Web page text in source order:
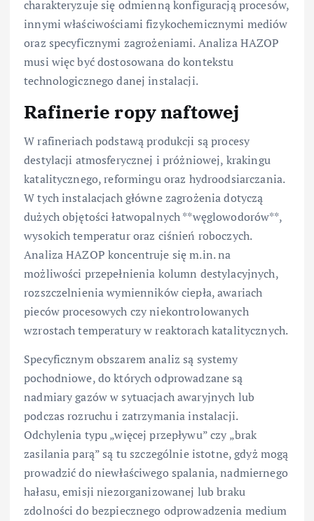
charakteryzuje się odmienną konfiguracją procesów,
innymi właściwościami fizykochemicznymi mediów
oraz specyficznymi zagrożeniami. Analiza HAZOP
musi więc być dostosowana do kontekstu
technologicznego danej instalacji.
Rafinerie ropy naftowej
W rafineriach podstawą produkcji są procesy
destylacji atmosferycznej i próżniowej, krakingu
katalitycznego, reformingu oraz hydroodsiarczania.
W tych instalacjach główne zagrożenia dotyczą
dużych objętości łatwopalnych **węglowodorów**,
wysokich temperatur oraz ciśnień roboczych.
Analiza HAZOP koncentruje się m.in. na
możliwości przepełnienia kolumn destylacyjnych,
rozszczelnienia wymienników ciepła, awariach
pieców procesowych czy niekontrolowanych
wzrostach temperatury w reaktorach katalitycznych.
Specyficznym obszarem analiz są systemy
pochodniowe, do których odprowadzane są
nadmiary gazów w sytuacjach awaryjnych lub
podczas rozruchu i zatrzymania instalacji.
Odchylenia typu „więcej przepływu” czy „brak
zasilania parą” są tu szczególnie istotne, gdyż mogą
prowadzić do niewłaściwego spalania, nadmiernego
hałasu, emisji niezorganizowanej lub braku
zdolności do bezpiecznego odprowadzenia medium